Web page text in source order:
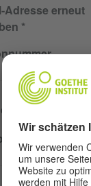
Adresse erneut
(Land)